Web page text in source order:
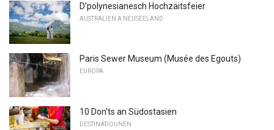
D'polynesianesch Hochzäitsfeier
AUSTRALIEN A NEUSEELAND
Paris Sewer Museum (Musée des Egouts)
EUROPA
10 Don'ts an Südostasien
DESTINATIOUNEN